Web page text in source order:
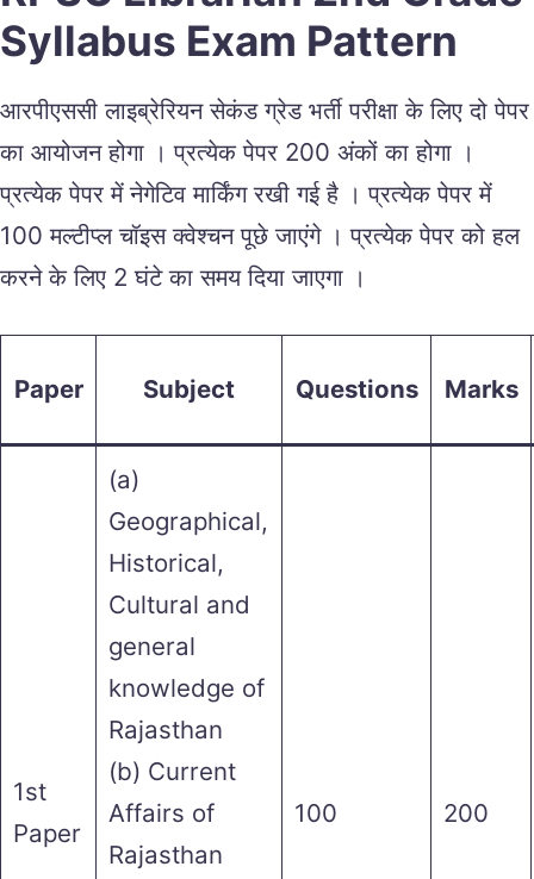
Syllabus Exam Pattern
आरपीएससी लाइब्रेरियन सेकंड ग्रेड भर्ती परीक्षा के लिए दो पेपर
का आयोजन होगा । प्रत्येक पेपर 200 अंकों का होगा ।
प्रत्येक पेपर में नेगेटिव मार्किंग रखी गई है । प्रत्येक पेपर में
100 मल्टीप्ल चॉइस क्वेश्चन पूछे जाएंगे । प्रत्येक पेपर को हल
करने के लिए 2 घंटे का समय दिया जाएगा ।
Paper Subject Questions Marks
1st
Paper
(a)
Geographical,
Historical,
Cultural and
general
knowledge of
Rajasthan
(b) Current
Affairs of
Rajasthan
100 200